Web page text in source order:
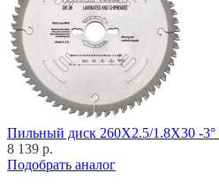
Пильный диск 260X2.5/1.8X30 -
8 139 р.
Подобрать аналог